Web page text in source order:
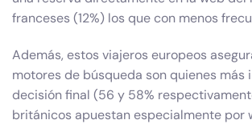
franceses (12%) los que con menos
Además, estos viajeros europeos
motores de búsqueda son quienes más
decisión final (56 y 58%
británicos apuestan especialmente por